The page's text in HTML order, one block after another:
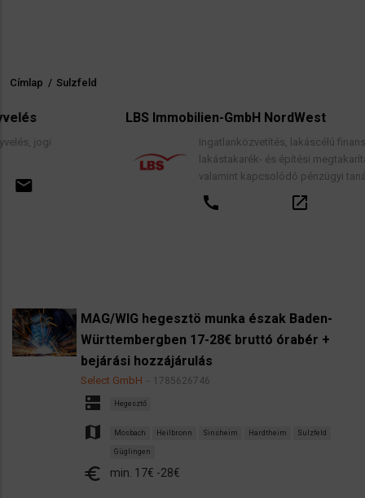
Morzsa
Címlap / Sulzfeld
LBS Immobilien-GmbH NordWest
Ingatlanközvetítés, lakáscélú finanszírozási
lakástakarék- és építési megtakarítási
valamint kapcsolódó pénzügyi tanácsadás.
MAG/WIG hegesztö munka észak Baden-
Württembergben 17-28€ bruttó órabér +
bejárási hozzájárulás
Select GmbH 1785626746
dns Hegesztő
map Mosbach Heilbronn Sinsheim Hardtheim Sulzfeld
Güglingen
euro min. 17€ -28€